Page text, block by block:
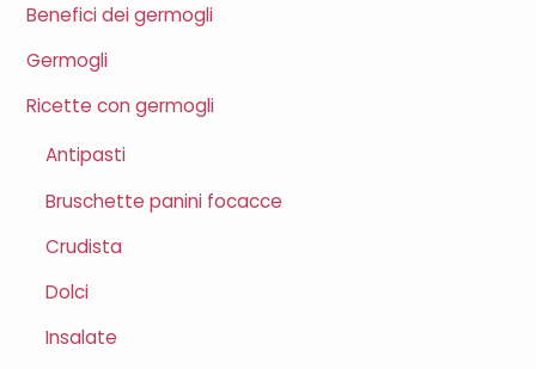
Benefici dei germogli
Germogli
Ricette con germogli
Antipasti
Bruschette panini focacce
Crudista
Dolci
Insalate